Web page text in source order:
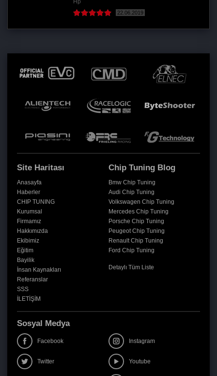
22.06.2019
Site Haritası
Anasayfa
Haberler
CHIP TUNING
Kurumsal
Firmamız
Hakkımızda
Ekibimiz
Eğitim
Bayilik
İnsan Kaynakları
Referanslar
SSS
İLETİŞİM
Chip Tuning Blog
Bmw Chip Tuning
Audi Chip Tuning
Volkswagen Chip Tuning
Mercedes Chip Tuning
Porsche Chip Tuning
Peugeot Chip Tuning
Renault Chip Tuning
Ford Chip Tuning
Detaylı Tüm Liste
Sosyal Medya
Facebook Instagram
Twitter Youtube